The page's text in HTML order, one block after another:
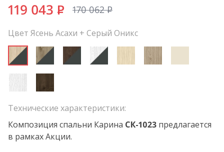
119 043 P 170 062P
Цвет Ясень Асахи + Серый Оникс
Технические характеристики:
Композиция спальни Карина СК-1023 предлагается
в рамках Акции.